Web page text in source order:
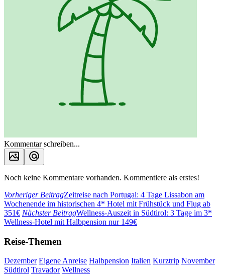
Kommentar schreiben...
Noch keine Kommentare vorhanden. Kommentiere als erstes!
Vorheriger BeitragZeitreise nach Portugal: 4 Tage Lissabon am
Wochenende im historischen 4* Hotel mit Frühstück und Flug ab
351€ Nächster BeitragWellness-Auszeit in Südtirol: 3 Tage im 3*
Wellness-Hotel mit Halbpension nur 149€
Reise-Themen
Dezember Eigene Anreise Halbpension Italien Kurztrip November
Südtirol Travador Wellness